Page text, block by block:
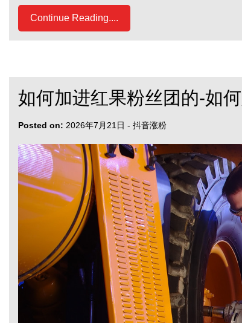
Continue Reading....
如何加进红果粉丝团的-如
Posted on: 2026年7月21日 - 抖音涨粉